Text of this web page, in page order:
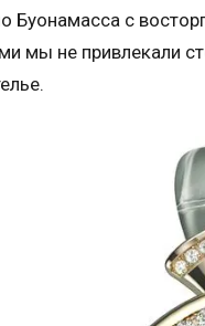
Буонамасса с
мы не привлекали